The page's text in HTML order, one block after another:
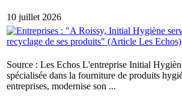
10 juillet 2026
Source : Les Echos L'entreprise Initial
spécialisée dans la fourniture de produits
entreprises, modernise son ...